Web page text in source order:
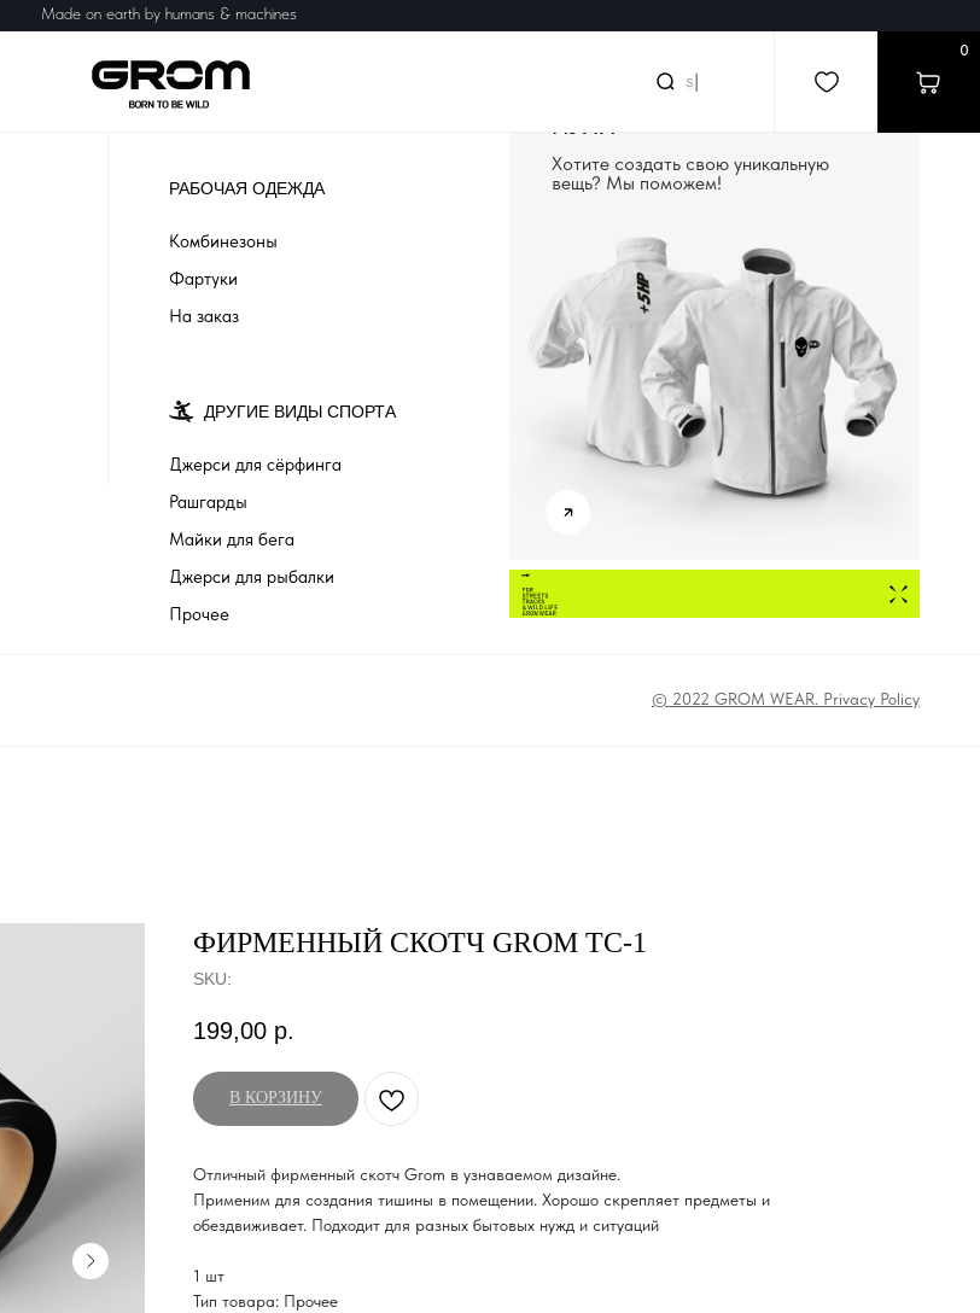
0
searc
Made on earth by humans & machines
© 2022 GROM WEAR. Privacy Policy
РАБОЧАЯ ОДЕЖДА
СОЗДАДИМ ВЕЩЬ С
Хотите создать свою уникальную
вещь? Мы поможем!
Комбинезоны
Фартуки
На заказ
ДРУГИЕ ВИДЫ СПОРТА
Джерси для сёрфинга
Рашгарды
Майки для бега
Джерси для рыбалки
Прочее
ФИРМЕННЫЙ СКОТЧ GROM ТС-1
SKU:
199,00 р.
В КОРЗИНУ
Отличный фирменный скотч Grom в узнаваемом дизайне.
Применим для создания тишины в помещении. Хорошо скрепляет предметы и
обездвиживает. Подходит для разных бытовых нужд и ситуаций
1 шт
Тип товара: Прочее